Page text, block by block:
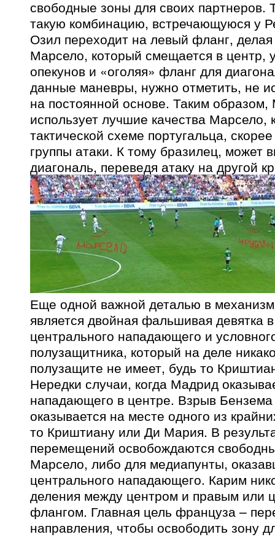
свободные зоны для своих партнеров.
такую комбинацию, встречающуюся у
Озил переходит на левый фланг,
Марсело, который смещается в центр,
опекунов и «оголяя» фланг для
данные маневры, нужно отметить, не
на постоянной основе. Таким
использует лучшие качества Марсело,
тактической схеме португальца,
группы атаки. К тому бразилец, может
диагональ, переведя атаку на другой
Еще одной важной деталью в
является двойная фальшивая девятка
центрального нападающего и
полузащитника, который на деле
полузащите не имеет, будь то
Нередки случаи, когда Мадрид
нападающего в центре. Взрыв
оказывается на месте одного из
то Криштиану или Ди Мария. В
перемещений освобождаются
Марсело, либо для медиапунты,
центрального нападающего. Карим
деления между центром и правым или
флангом. Главная цель француза –
направления, чтобы освободить зону